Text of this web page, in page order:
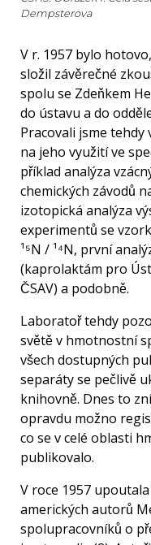
Dempsterova
V r. 1957 bylo
složil závěrečné
spolu se Zdeňkem
do ústavu a do
Pracovali jsme
na jeho využití ve
příklad analýza
chemických závodů
izotopická analýza
experimentů se
¹⁵N / ¹⁴N, první
(kaprolaktám pro
ČSAV) a podobně.
Laboratoř tehdy
světě v hmotnostní
všech dostupných
separáty se pečlivě
knihovně. Dnes to
opravdu možno
co se v celé oblasti
publikovalo.
V roce 1957
amerických autorů
spolupracovníků o